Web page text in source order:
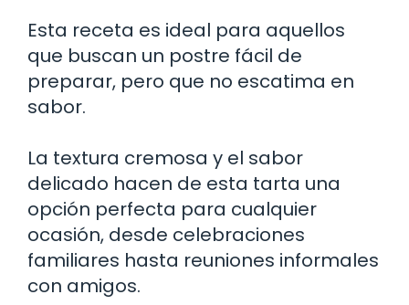
Esta receta es ideal para aquellos
que buscan un postre fácil de
preparar, pero que no escatima en
sabor.
La textura cremosa y el sabor
delicado hacen de esta tarta una
opción perfecta para cualquier
ocasión, desde celebraciones
familiares hasta reuniones informales
con amigos.